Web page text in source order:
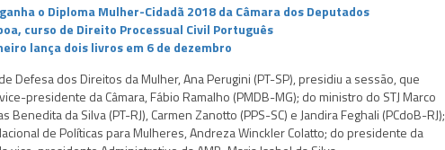
o Diploma Mulher-Cidadã 2018 da Câmara dos Deputados
curso de Direito Processual Civil Português
lança dois livros em 6 de dezembro
Defesa dos Direitos da Mulher, Ana Perugini (PT-SP), presidiu a sessão, que
presidente da Câmara, Fábio Ramalho (PMDB-MG); do ministro do STJ Marco
Benedita da Silva (PT-RJ), Carmen Zanotto (PPS-SC) e Jandira Feghali (PCdoB-RJ);
de Políticas para Mulheres, Andreza Winckler Colatto; do presidente da